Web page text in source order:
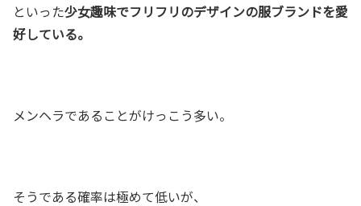
といった少女趣味でフリフリのデザインの服ブランドを愛
好している。
メンヘラであることがけっこう多い。
そうである確率は極めて低いが、